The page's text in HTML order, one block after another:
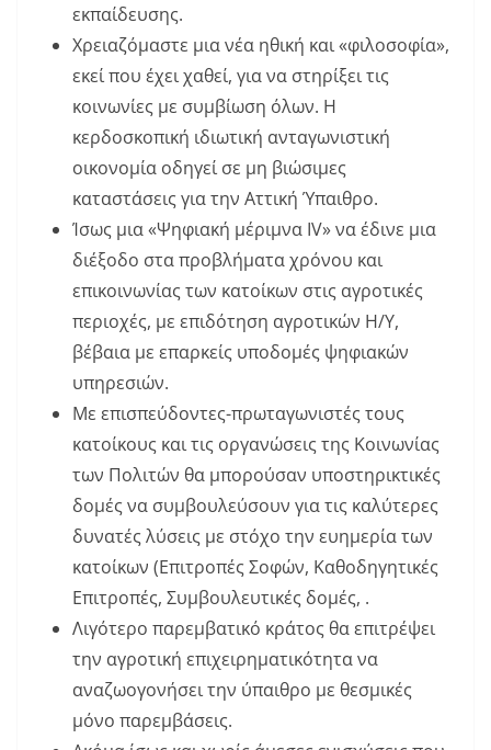
εκπαίδευσης.
Χρειαζόμαστε μια νέα ηθική και «φιλοσοφία»,
εκεί που έχει χαθεί, για να στηρίξει τις
κοινωνίες με συμβίωση όλων. Η
κερδοσκοπική ιδιωτική ανταγωνιστική
οικονομία οδηγεί σε μη βιώσιμες
καταστάσεις για την Αττική Ύπαιθρο.
Ίσως μια «Ψηφιακή μέριμνα IV» να έδινε μια
διέξοδο στα προβλήματα χρόνου και
επικοινωνίας των κατοίκων στις αγροτικές
περιοχές, με επιδότηση αγροτικών Η/Υ,
βέβαια με επαρκείς υποδομές ψηφιακών
υπηρεσιών.
Με επισπεύδοντες-πρωταγωνιστές τους
κατοίκους και τις οργανώσεις της Κοινωνίας
των Πολιτών θα μπορούσαν υποστηρικτικές
δομές να συμβουλεύσουν για τις καλύτερες
δυνατές λύσεις με στόχο την ευημερία των
κατοίκων (Επιτροπές Σοφών, Καθοδηγητικές
Επιτροπές, Συμβουλευτικές δομές, .
Λιγότερο παρεμβατικό κράτος θα επιτρέψει
την αγροτική επιχειρηματικότητα να
αναζωογονήσει την ύπαιθρο με θεσμικές
μόνο παρεμβάσεις.